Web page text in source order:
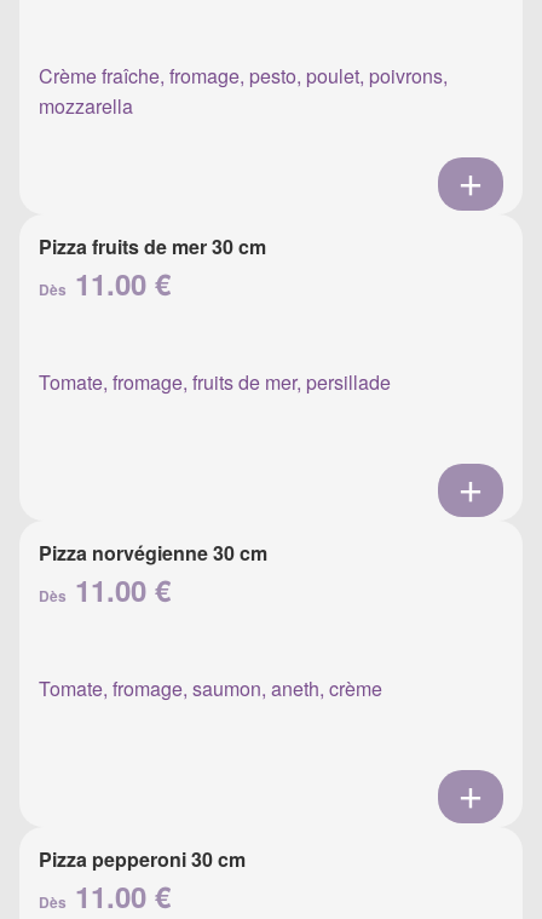
Crème fraîche, fromage, pesto, poulet, poivrons,
mozzarella
Pizza fruits de mer 30 cm
Dès 11.00 €
Tomate, fromage, fruits de mer, persillade
Pizza norvégienne 30 cm
Dès 11.00 €
Tomate, fromage, saumon, aneth, crème
Pizza pepperoni 30 cm
Dès 11.00 €